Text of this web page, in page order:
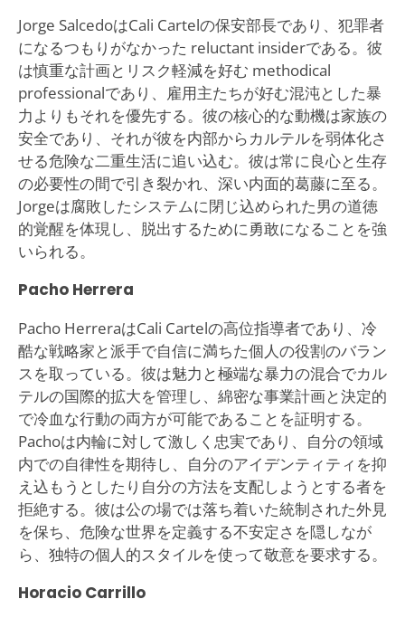
Jorge SalcedoはCali Cartelの保安部長であり、犯罪者
になるつもりがなかった reluctant insiderである。彼
は慎重な計画とリスク軽減を好む methodical
professionalであり、雇用主たちが好む混沌とした暴
力よりもそれを優先する。彼の核心的な動機は家族の
安全であり、それが彼を内部からカルテルを弱体化さ
せる危険な二重生活に追い込む。彼は常に良心と生存
の必要性の間で引き裂かれ、深い内面的葛藤に至る。
Jorgeは腐敗したシステムに閉じ込められた男の道徳
的覚醒を体現し、脱出するために勇敢になることを強
いられる。
Pacho Herrera
Pacho HerreraはCali Cartelの高位指導者であり、冷
酷な戦略家と派手で自信に満ちた個人の役割のバラン
スを取っている。彼は魅力と極端な暴力の混合でカル
テルの国際的拡大を管理し、綿密な事業計画と決定的
で冷血な行動の両方が可能であることを証明する。
Pachoは内輪に対して激しく忠実であり、自分の領域
内での自律性を期待し、自分のアイデンティティを抑
え込もうとしたり自分の方法を支配しようとする者を
拒絶する。彼は公の場では落ち着いた統制された外見
を保ち、危険な世界を定義する不安定さを隠しなが
ら、独特の個人的スタイルを使って敬意を要求する。
Horacio Carrillo